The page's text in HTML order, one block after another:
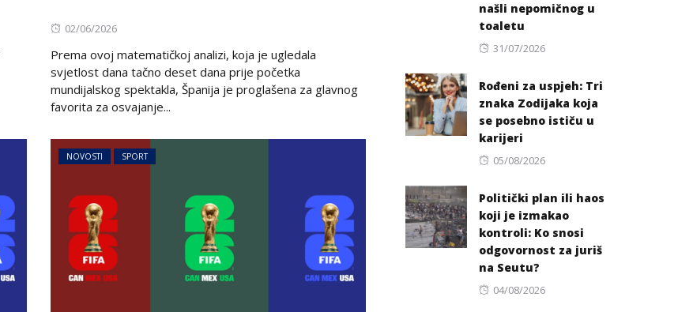
Posted
02/06/2026
Prema ovoj matematičkoj analizi, koja je ugledala
svjetlost dana tačno deset dana prije početka
mundijalskog spektakla, Španija je proglašena za glavnog
favorita za osvajanje...
NOVOSTI SPORT
našli nepomičnog u
toaletu
Posted
31/07/2026
Rođeni za uspjeh: Tri
znaka Zodijaka koja
se posebno ističu u
karijeri
Posted
05/08/2026
Politički plan ili haos
koji je izmakao
kontroli: Ko snosi
odgovornost za juriš
na Seutu?
Posted
04/08/2026